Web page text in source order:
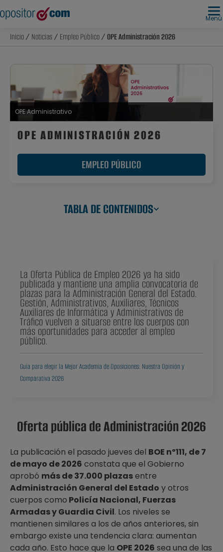
Menú
Inicio/ Noticias/ Empleo Público/ OPE Administración 2026
OPE Administrativo
OPE ADMINISTRACIÓN 2026
EMPLEO PÚBLICO
TABLA DE CONTENIDOS
La Oferta Pública de Empleo 2026 ya ha sido
publicada y mantiene una amplia convocatoria de
plazas para la Administración General del Estado.
Gestión, Administrativos, Auxiliares, Técnicos
Auxiliares de Informática y Administrativos de
Tráfico vuelven a situarse entre los cuerpos con
más oportunidades para acceder al empleo
público.
Guía para elegir la Mejor Academia de Oposiciones: Nuestra Opinión y
Comparativa 2026
Oferta pública de Administración 2026
La publicación el pasado jueves del BOE nº111, de 7
de mayo de 2026 constata que el Gobierno
aprobó más de 37.000 plazasentre
Administración General del Estado y otros
cuerpos como Policía Nacional, Fuerzas
Armadas y Guardia Civil. Los niveles se
mantienen similares a los de años anteriores, sin
embargo existe una tendencia clara: aumentan
cada año. Esto hace que la OPE 2026 sea una de las